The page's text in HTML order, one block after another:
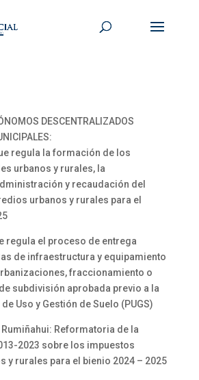
DESCENTRALIZADOS
regula la formación de los
urbanos y rurales, la
y recaudación del
urbanos y rurales para el
regula el proceso de entrega
de infraestructura y equipamiento
fraccionamiento o
subdivisión aprobada previo a la
Uso y Gestión de Suelo (PUGS)
Rumiñahui: Reformatoria de la
2023 sobre los impuestos
y rurales para el bienio 2024 – 2025